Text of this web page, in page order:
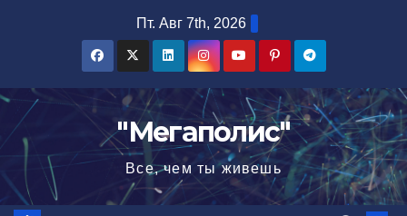
Пт. Авг 7th, 2026
"Мегаполис"
Все, чем ты живешь